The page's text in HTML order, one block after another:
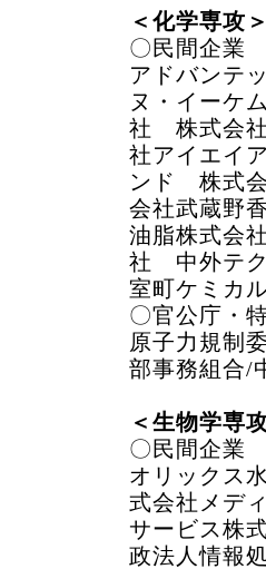
＜化学専攻
〇民間企業
アドバンテ
ヌ・イーケ
社 株式会
社アイエイ
ンド 株式
会社武蔵野
油脂株式会
社 中外テ
室町ケミカ
〇官公庁・
原子力規制
部事務組合/
＜生物学専
〇民間企業
オリックス
式会社メデ
サービス株
政法人情報